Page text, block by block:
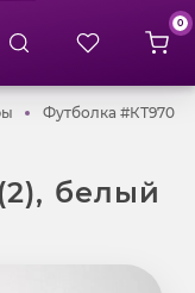
0
Все товары
Футболка #КТ970
белый